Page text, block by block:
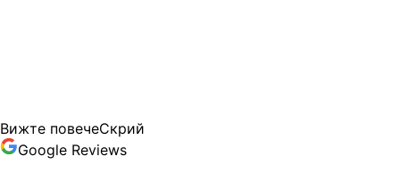
Вижте повечеСкрий
Google Reviews